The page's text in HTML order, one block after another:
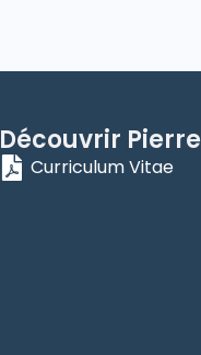
Découvrir Pierre
Curriculum Vitae